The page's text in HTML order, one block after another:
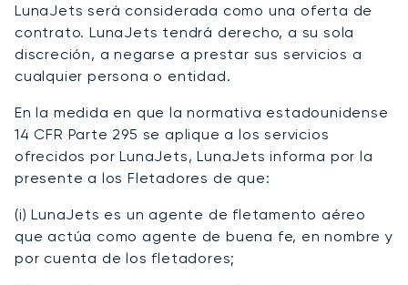
LunaJets será considerada como una oferta de
contrato. LunaJets tendrá derecho, a su sola
discreción, a negarse a prestar sus servicios a
cualquier persona o entidad.
En la medida en que la normativa estadounidense
14 CFR Parte 295 se aplique a los servicios
ofrecidos por LunaJets, LunaJets informa por la
presente a los Fletadores de que:
(i) LunaJets es un agente de fletamento aéreo
que actúa como agente de buena fe, en nombre y
por cuenta de los fletadores;